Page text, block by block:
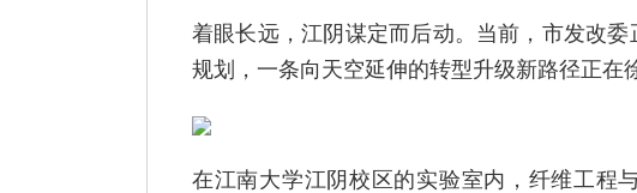
着眼长远，江阴谋定而后动。当前，市发改
规划，一条向天空延伸的转型升级新路径正在
在江南大学江阴校区的实验室内，纤维工程